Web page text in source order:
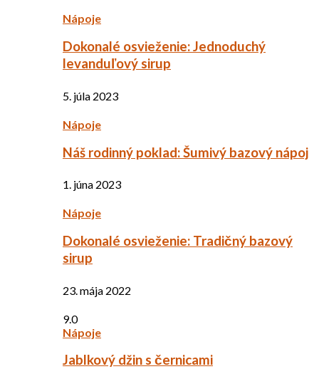
Nápoje
Dokonalé osvieženie: Jednoduchý
levanduľový sirup
5. júla 2023
Nápoje
Náš rodinný poklad: Šumivý bazový nápoj
1. júna 2023
Nápoje
Dokonalé osvieženie: Tradičný bazový
sirup
23. mája 2022
9.0
Nápoje
Jablkový džin s černicami